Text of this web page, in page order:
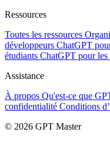
Ressources
Toutes les ressources
développeurs ChatGPT
étudiants ChatGPT pour les
Assistance
À propos Qu'est-ce que
confidentialité Conditions
© 2026 GPT Master